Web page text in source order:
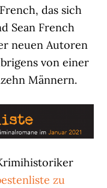
das sich
Sean French
neuen Autoren
von einer
Männern.
zu